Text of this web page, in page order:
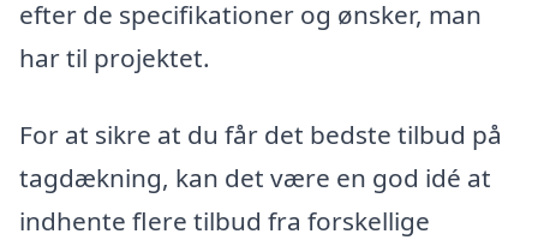
efter de specifikationer og ønsker, man
har til projektet.
For at sikre at du får det bedste tilbud på
tagdækning, kan det være en god idé at
indhente flere tilbud fra forskellige